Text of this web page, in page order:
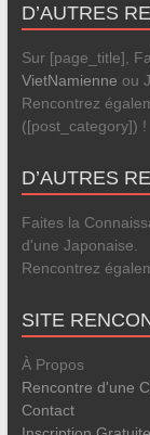
D’AUTRES
Sur [page_title],
VietNamienne ou
Rencontrez
([post_category]) !
D’AUTRES
Faites la
d'une Japonaise.
Rencontrez
SITE
À Propos
Rencontre d'une
Contact